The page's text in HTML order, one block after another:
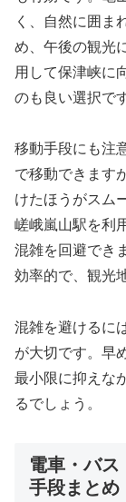
く、自然に囲ま
め、午後の観光
用して保津峡に
のも良い選択で
移動手段にも注
で移動できます
けたほうがスム
嵯峨嵐山駅を利
混雑を回避でき
効率的で、観光
混雑を避けるに
が大切です。早
最小限に抑えな
るでしょう。
電車・バス
手段まとめ